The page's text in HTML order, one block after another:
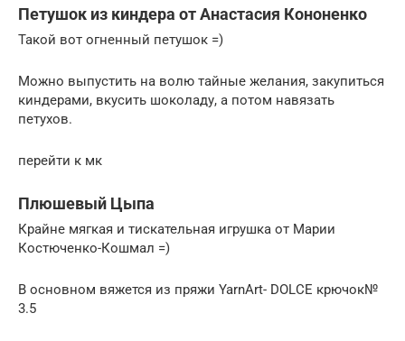
Петушок из киндера от Анастасия Кононенко
Такой вот огненный петушок =)
Можно выпустить на волю тайные желания, закупиться
киндерами, вкусить шоколаду, а потом навязать
петухов.
перейти к мк
Плюшевый Цыпа
Крайне мягкая и тискательная игрушка от Марии
Костюченко-Кошмал =)
В основном вяжется из пряжи YarnArt- DOLCE крючок№
3.5